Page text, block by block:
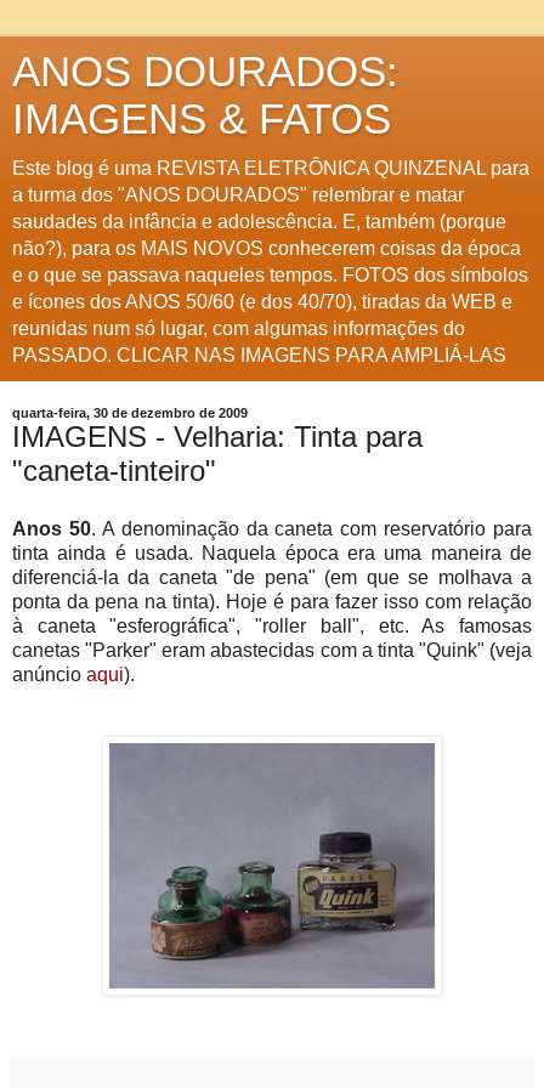
ANOS DOURADOS:
IMAGENS & FATOS
Este blog é uma REVISTA ELETRÔNICA QUINZENAL para
a turma dos "ANOS DOURADOS" relembrar e matar
saudades da infância e adolescência. E, também (porque
não?), para os MAIS NOVOS conhecerem coisas da época
e o que se passava naqueles tempos. FOTOS dos símbolos
e ícones dos ANOS 50/60 (e dos 40/70), tiradas da WEB e
reunidas num só lugar, com algumas informações do
PASSADO. CLICAR NAS IMAGENS PARA AMPLIÁ-LAS
quarta-feira, 30 de dezembro de 2009
IMAGENS - Velharia: Tinta para
"caneta-tinteiro"
Anos 50. A denominação da caneta com reservatório para
tinta ainda é usada. Naquela época era uma maneira de
diferenciá-la da caneta "de pena" (em que se molhava a
ponta da pena na tinta). Hoje é para fazer isso com relação
à caneta "esferográfica", "roller ball", etc. As famosas
canetas "Parker" eram abastecidas com a tinta "Quink" (veja
anúncio aqui).